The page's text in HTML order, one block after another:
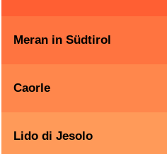
Meran in Südtirol
Caorle
Lido di Jesolo